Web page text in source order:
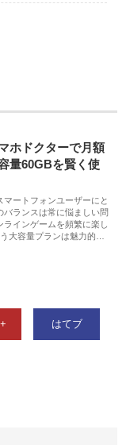
ホドクターで月額
量60GBを賢く使
ートフォンユーザーにと
バランスは常に悩ましい問
インゲームを頻繁に楽し
大容量プランは魅力的…
はてブ